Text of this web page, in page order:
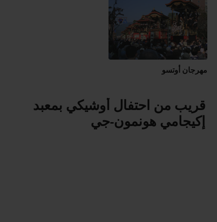
مهرجان أوتسو
قريب من احتفال أوشيكي بمعبد
إكيجامي هونمون-جي